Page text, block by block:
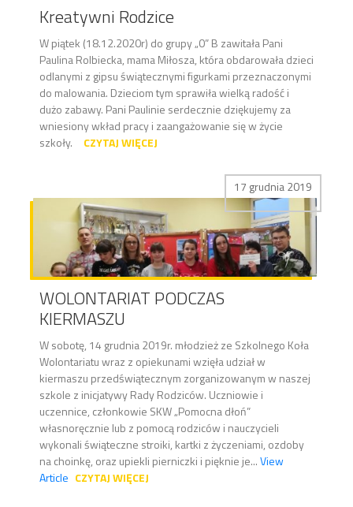
Kreatywni Rodzice
W piątek (18.12.2020r) do grupy „0” B zawitała Pani
Paulina Rolbiecka, mama Miłosza, która obdarowała dzieci
odlanymi z gipsu świątecznymi figurkami przeznaczonymi
do malowania. Dzieciom tym sprawiła wielką radość i
dużo zabawy. Pani Paulinie serdecznie dziękujemy za
wniesiony wkład pracy i zaangażowanie się w życie
szkoły.
CZYTAJ WIĘCEJ
17 grudnia 2019
WOLONTARIAT PODCZAS
KIERMASZU
W sobotę, 14 grudnia 2019r. młodzież ze Szkolnego Koła
Wolontariatu wraz z opiekunami wzięła udział w
kiermaszu przedświątecznym zorganizowanym w naszej
szkole z inicjatywy Rady Rodziców. Uczniowie i
uczennice, członkowie SKW „Pomocna dłoń”
własnoręcznie lub z pomocą rodziców i nauczycieli
wykonali świąteczne stroiki, kartki z życzeniami, ozdoby
na choinkę, oraz upiekli pierniczki i pięknie je...View
Article CZYTAJ WIĘCEJ